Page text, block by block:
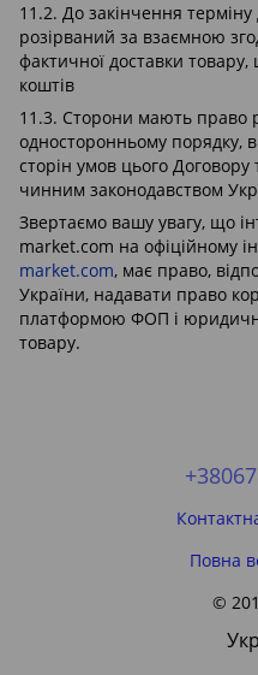
11.2. До закінчення
розірваний за взаємною
фактичної доставки
коштів
11.3. Сторони мають право
односторонньому порядку,
сторін умов цього
чинним законодавством
Звертаємо вашу увагу, що
market.com на офіційному
market.com, має право,
України, надавати право
платформою ФОП і
товару.
Повна
©
Укр